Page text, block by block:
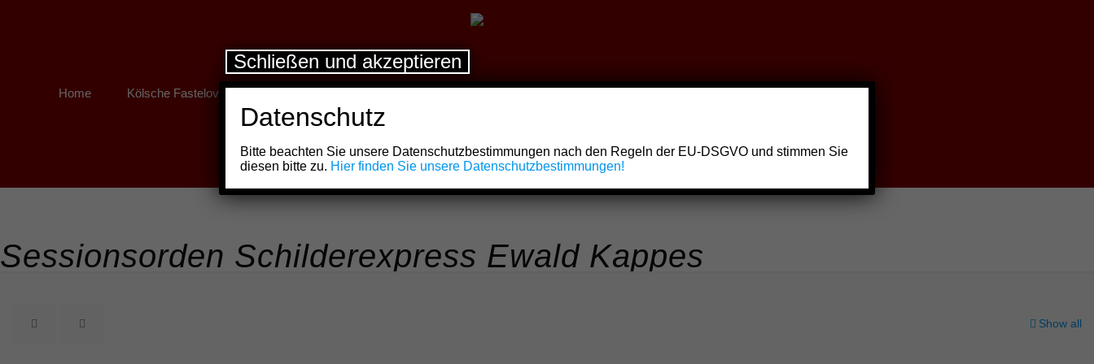
Home Kölsche Fastelovend
Sessionsorden Schilderexpress Ewald Kappes
Show all
Datenschutz
Bitte beachten Sie unsere Datenschutzbestimmungen nach den Regeln der EU-DSGVO und stimmen Sie
diesen bitte zu. Hier finden Sie unsere Datenschutzbestimmungen!
Schließen und akzeptieren